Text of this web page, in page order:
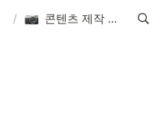
/ 콘텐츠 제작 TIP